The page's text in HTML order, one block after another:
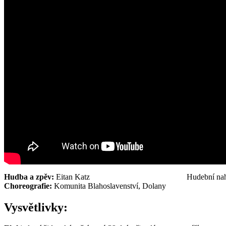
Hudba a zpěv: Eitan Katz Hudební
Choreografie: Komunita Blahoslavenství, Dolany
Vysvětlivky: